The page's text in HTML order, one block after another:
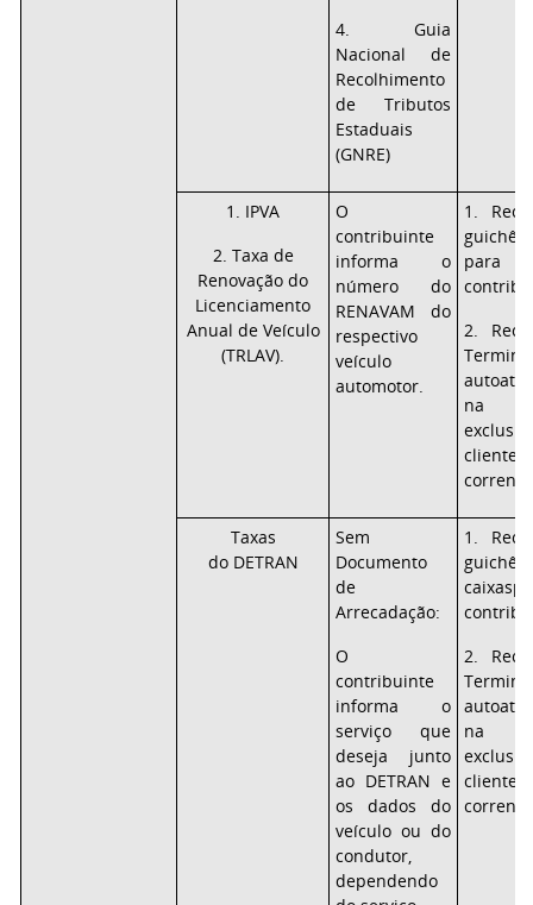
4. Guia
Nacional de
Recolhimento
de Tributos
Estaduais
(GNRE)
1. IPVA
2. Taxa de
Renovação do
Licenciamento
Anual de Veículo
(TRLAV).
O
contribuinte
informa o
número do
RENAVAM do
respectivo
veículo
automotor.
1.
para
2.
na
Taxas
do DETRAN
Sem
Documento
de
Arrecadação:
O
contribuinte
informa o
serviço que
deseja junto
ao DETRAN e
os dados do
veículo ou do
condutor,
dependendo
1.
2.
na